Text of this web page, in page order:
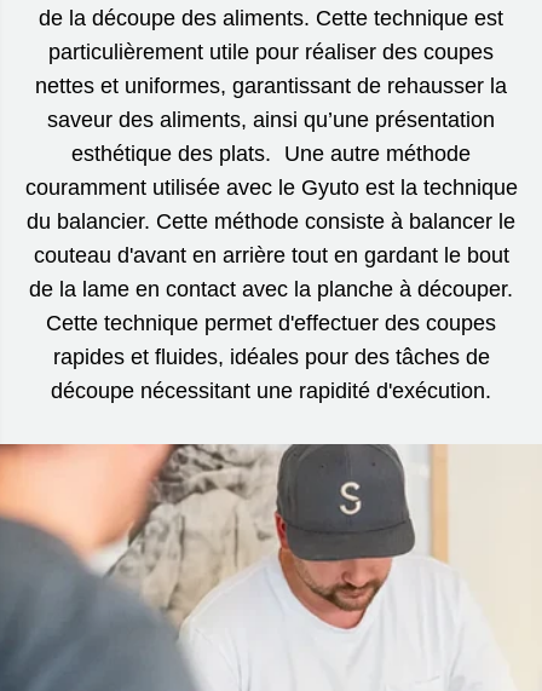
de la découpe des aliments. Cette technique est
particulièrement utile pour réaliser des coupes
nettes et uniformes, garantissant de rehausser la
saveur des aliments, ainsi qu’une présentation
esthétique des plats. Une autre méthode
couramment utilisée avec le Gyuto est la technique
du balancier. Cette méthode consiste à balancer le
couteau d'avant en arrière tout en gardant le bout
de la lame en contact avec la planche à découper.
Cette technique permet d'effectuer des coupes
rapides et fluides, idéales pour des tâches de
découpe nécessitant une rapidité d'exécution.